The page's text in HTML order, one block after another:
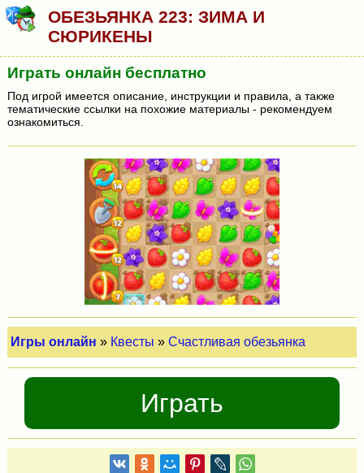
ОБЕЗЬЯНКА 223: ЗИМА И
СЮРИКЕНЫ
Играть онлайн бесплатно
Под игрой имеется описание, инструкции и правила, а также
тематические ссылки на похожие материалы - рекомендуем
ознакомиться.
Игры онлайн » Квесты »Счастливая обезьянка
Играть